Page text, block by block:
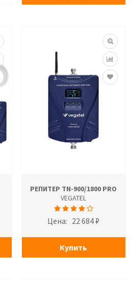
РЕПИТЕР TN-900/1800 PRO
VEGATEL
Цена: 22 684 ₽
Купить